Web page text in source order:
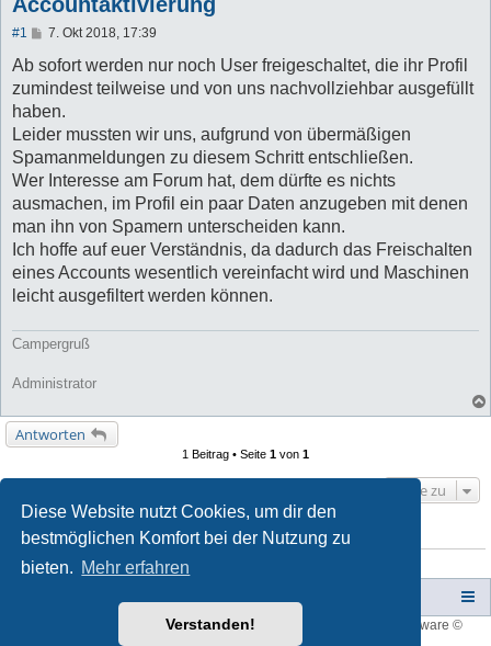
Diese Website nutzt Cookies, um dir den
bestmöglichen Komfort bei der Nutzung zu
bieten. Mehr erfahren
Verstanden!
#1
B
i
t
r
a
g
7. Okt 2018, 17:39
Ab sofort werden nur noch User freigeschaltet, die ihr Profil
zumindest teilweise und von uns nachvollziehbar ausgefüllt
haben.
Leider mussten wir uns, aufgrund von übermäßigen
Spamanmeldungen zu diesem Schritt entschließen.
Wer Interesse am Forum hat, dem dürfte es nichts
ausmachen, im Profil ein paar Daten anzugeben mit denen
man ihn von Spamern unterscheiden kann.
Ich hoffe auf euer Verständnis, da dadurch das Freischalten
eines Accounts wesentlich vereinfacht wird und Maschinen
leicht ausgefiltert werden können.
Campergruß
Administrator
Antworten
1 Beitrag • Seite 1 von 1
Gehe zu
WER IST ONLINE?
Mitglieder in diesem Forum: 0 Mitglieder und 2 Gäste
forum tricolor,Powered by
® Forum Software ©